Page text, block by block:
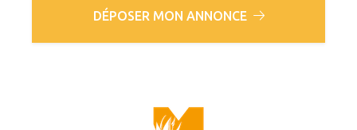
DÉPOSER MON ANNONCE